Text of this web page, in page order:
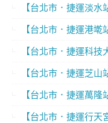
【台北市．捷運淡水
【台北市．捷運港墘
【台北市．捷運科技
【台北市．捷運芝山
【台北市．捷運萬隆
【台北市．捷運行天